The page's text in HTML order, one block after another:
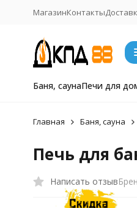
МагазинКонтакты
Баня, саунаПечи для
Главная Баня, сауна
Печь для
Написать отзыв